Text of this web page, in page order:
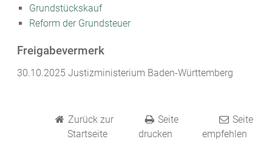
Grundstückskauf
Reform der Grundsteuer
Freigabevermerk
30.10.2025 Justizministerium Baden-Württemberg
Zurück zur
Startseite
Seite
drucken
Seite
empfehlen